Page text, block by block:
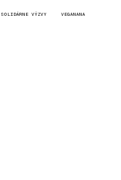
SOLIDÁRNE VÝZVY VEGANANA